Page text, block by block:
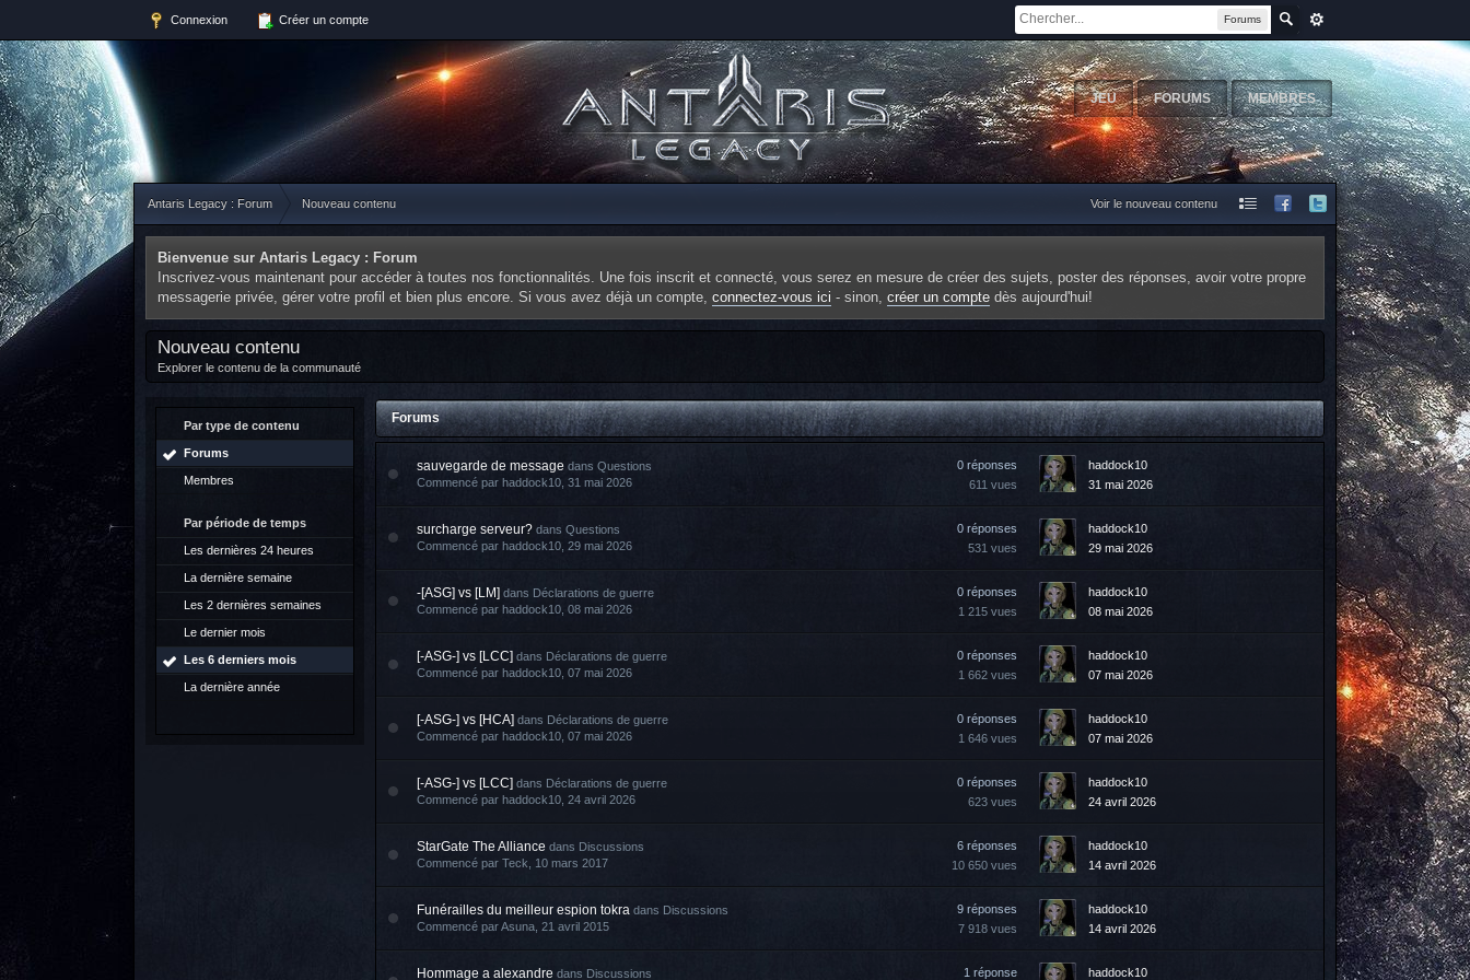
Forums
Connexion Créer un compte
JEU FORUMS MEMBRES
Antaris Legacy : Forum Nouveau contenu Voir le nouveau contenu
Bienvenue sur Antaris Legacy : Forum
Inscrivez-vous maintenant pour accéder à toutes nos fonctionnalités. Une fois inscrit et connecté, vous serez en mesure de créer des sujets, poster des réponses, avoir votre propre
messagerie privée, gérer votre profil et bien plus encore. Si vous avez déjà un compte, connectez-vous ici - sinon, créer un compte dès aujourd'hui!
Nouveau contenu
Explorer le contenu de la communauté
Par type de contenu
Forums
Membres
Par période de temps
Les dernières 24 heures
La dernière semaine
Les 2 dernières semaines
Le dernier mois
Les 6 derniers mois
La dernière année
Forums
sauvegarde de message dans Questions
Commencé par haddock10 , 31 mai 2026
0 réponses
611 vues
haddock10
31 mai 2026
surcharge serveur? dans Questions
Commencé par haddock10 , 29 mai 2026
0 réponses
531 vues
haddock10
29 mai 2026
-[ASG] vs [LM] dans Déclarations de guerre
Commencé par haddock10 , 08 mai 2026
0 réponses
1 215 vues
haddock10
08 mai 2026
[-ASG-] vs [LCC] dans Déclarations de guerre
Commencé par haddock10 , 07 mai 2026
0 réponses
1 662 vues
haddock10
07 mai 2026
[-ASG-] vs [HCA] dans Déclarations de guerre
Commencé par haddock10 , 07 mai 2026
0 réponses
1 646 vues
haddock10
07 mai 2026
[-ASG-] vs [LCC] dans Déclarations de guerre
Commencé par haddock10 , 24 avril 2026
0 réponses
623 vues
haddock10
24 avril 2026
StarGate The Alliance dans Discussions
Commencé par Teck , 10 mars 2017
6 réponses
10 650 vues
haddock10
14 avril 2026
Funérailles du meilleur espion tokra dans Discussions
Commencé parAsuna , 21 avril 2015
9 réponses
7 918 vues
haddock10
14 avril 2026
Hommage a alexandre dans Discussions 1 réponse haddock10